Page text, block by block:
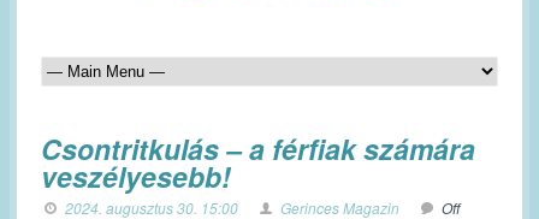
Csontritkulás – a férfiak számára
veszélyesebb!
2024. augusztus 30. 15:00 Gerinces Magazin Off